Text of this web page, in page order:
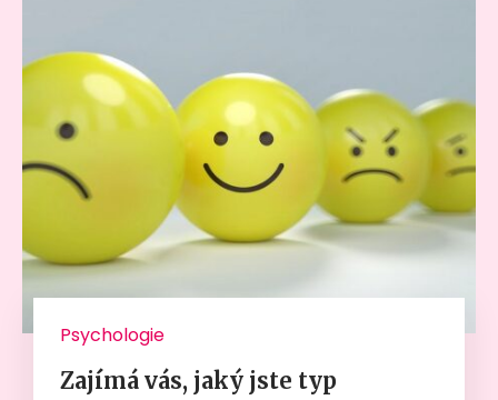
Psychologie
Zajímá vás, jaký jste typ